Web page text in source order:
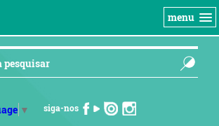
menu
▼ siga-nos